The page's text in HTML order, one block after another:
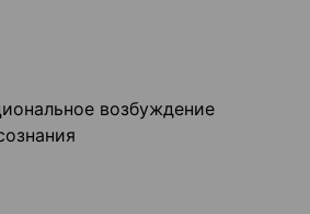
возбуждение